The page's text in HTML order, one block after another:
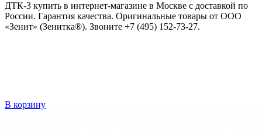
ДТК-3 купить в интернет-магазине в Москве с доставкой по
России. Гарантия качества. Оригинальные товары от ООО
«Зенит» (Зенитка®). Звоните +7 (495) 152-73-27.
В корзину